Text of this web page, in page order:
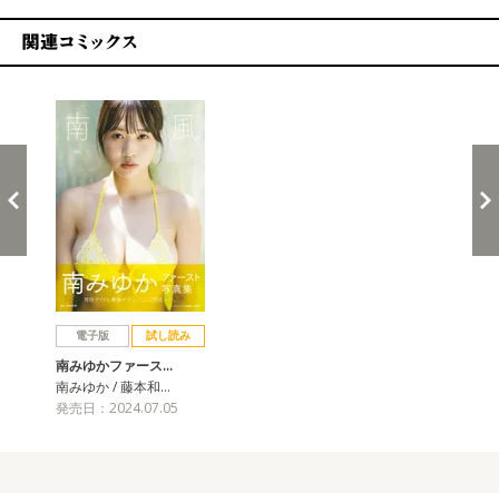
電子版 試し読み
南みゆかファース…
南みゆか / 藤本和…
発売日：2024.07.05